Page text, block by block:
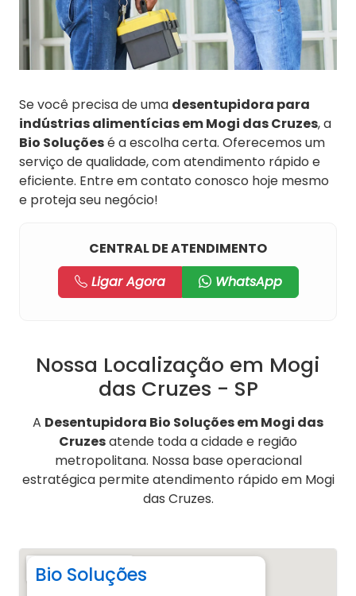
Se você precisa de uma desentupidora para
indústrias alimentícias em Mogi das Cruzes, a
Bio Soluçõesé a escolha certa. Oferecemos um
serviço de qualidade, com atendimento rápido e
eficiente. Entre em contato conosco hoje mesmo
e proteja seu negócio!
CENTRAL DE ATENDIMENTO
Ligar Agora
WhatsApp
Nossa Localização em Mogi
das Cruzes - SP
A Desentupidora Bio Soluções em Mogi das
Cruzesatende toda a cidade e região
metropolitana. Nossa base operacional
estratégica permite atendimento rápido em Mogi
das Cruzes.
Bio Soluções